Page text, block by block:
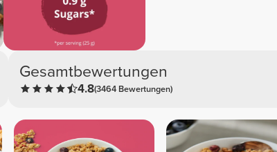
Gesamtbewertungen
4.8(3464 Bewertungen)